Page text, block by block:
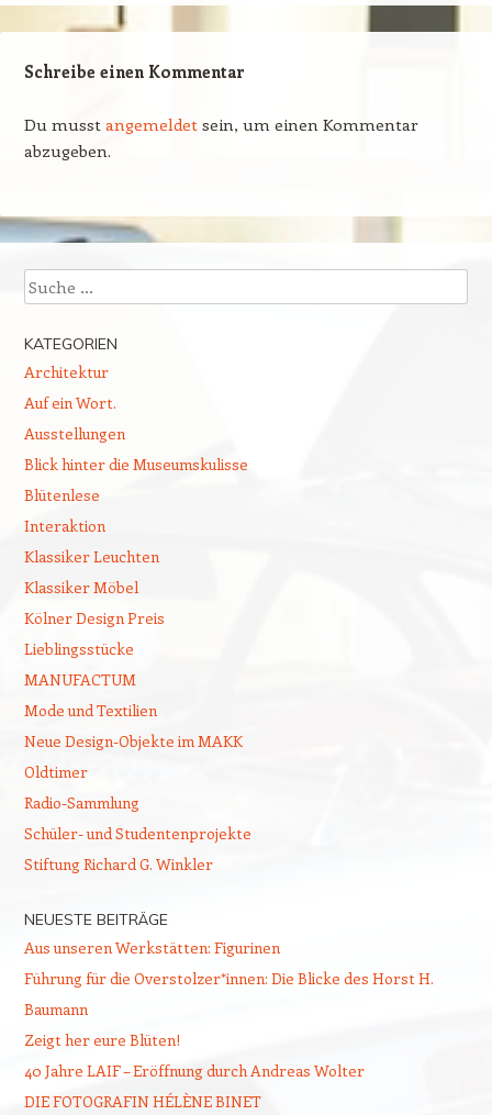
Schreibe einen Kommentar
Du musst angemeldetsein, um einen Kommentar
abzugeben.
Suchen
KATEGORIEN
Architektur
Auf ein Wort.
Ausstellungen
Blick hinter die Museumskulisse
Blütenlese
Interaktion
Klassiker Leuchten
Klassiker Möbel
Kölner Design Preis
Lieblingsstücke
MANUFACTUM
Mode und Textilien
Neue Design-Objekte im MAKK
Oldtimer
Radio-Sammlung
Schüler- und Studentenprojekte
Stiftung Richard G. Winkler
NEUESTE BEITRÄGE
Aus unseren Werkstätten: Figurinen
Führung für die Overstolzer*innen: Die Blicke des Horst H.
Baumann
Zeigt her eure Blüten!
40 Jahre LAIF – Eröffnung durch Andreas Wolter
DIE FOTOGRAFIN HÉLÈNE BINET